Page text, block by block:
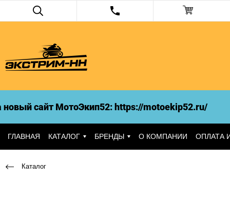
сайт МотоЭкип52: https://motoekip52.ru/
ГЛАВНАЯ КАТАЛОГ БРЕНДЫ О КОМПАНИИ ОПЛАТА
Каталог